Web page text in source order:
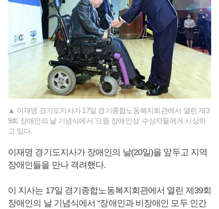
▲ 이재명 경기도지사가 17일 경기종합노동복지회관에서 열린 제3
9회 장애인의 날 기념식에서 '으뜸 장애인상' 수상자들에게 시상하
고 있다.
이재명 경기도지사가 장애인의 날(20일)을 앞두고 지역
장애인들을 만나 격려했다.
이 지사는 17일 경기종합노동복지회관에서 열린 제39회
장애인의 날 기념식에서 “장애인과 비장애인 모두 인간